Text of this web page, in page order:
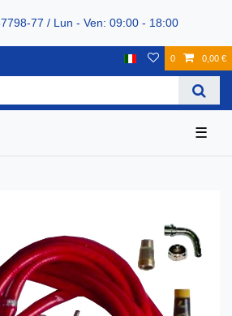
77 / Lun - Ven: 09:00 - 18:00
0 0,00 €
☰